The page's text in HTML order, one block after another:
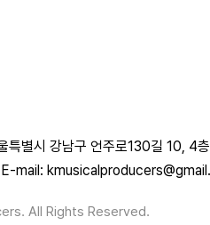
특별시 강남구 언주로130길 10, 4층
E-mail:
All Rights Reserved.